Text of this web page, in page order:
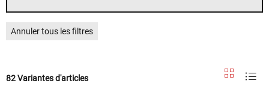
Annuler tous les filtres
82 Variantes d'articles